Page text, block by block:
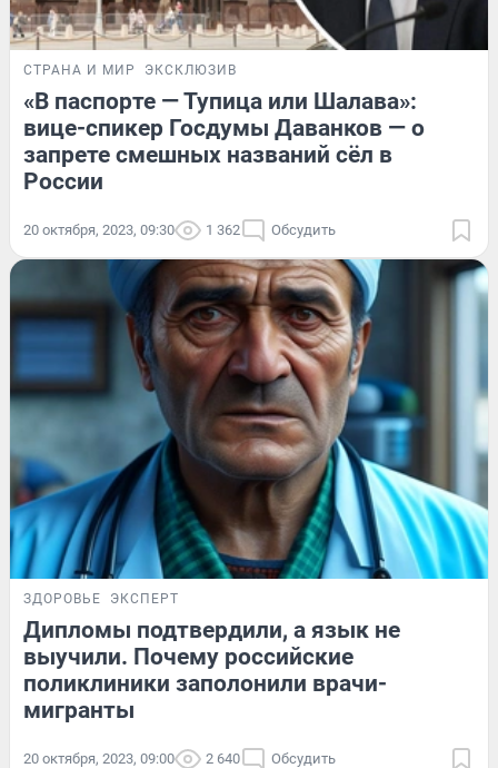
СТРАНА И МИР ЭКСКЛЮЗИВ
«В паспорте — Тупица или Шалава»:
вице-спикер Госдумы Даванков — о
запрете смешных названий сёл в
России
20 октября, 2023, 09:30 1 362 Обсудить
ЗДОРОВЬЕ ЭКСПЕРТ
Дипломы подтвердили, а язык не
выучили. Почему российские
поликлиники заполонили врачи-
мигранты
20 октября, 2023, 09:00 2 640 Обсудить